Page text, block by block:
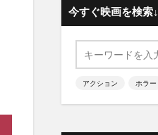
今すぐ映画を検索↓
アクション ホラー